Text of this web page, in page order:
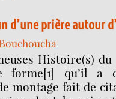
d’une prière autour
Histoire(s)
forme[1] qu’il a
montage fait de